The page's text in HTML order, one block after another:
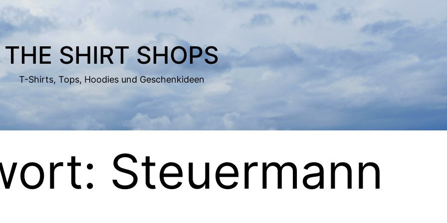
THE SHIRT SHOPS
T-Shirts, Tops, Hoodies und Geschenkideen
Steuermann